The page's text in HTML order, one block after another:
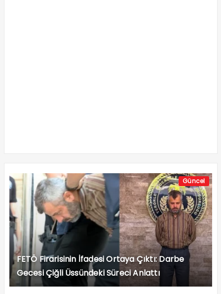
Güncel
FETÖ Firarisinin İfadesi Ortaya Çıktı: Darbe
Gecesi Çiğli Üssündeki Süreci Anlattı